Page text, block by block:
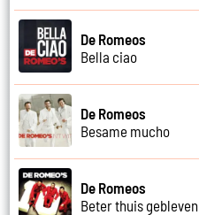
De Romeos
Bella ciao
De Romeos
Besame mucho
De Romeos
Beter thuis gebleven